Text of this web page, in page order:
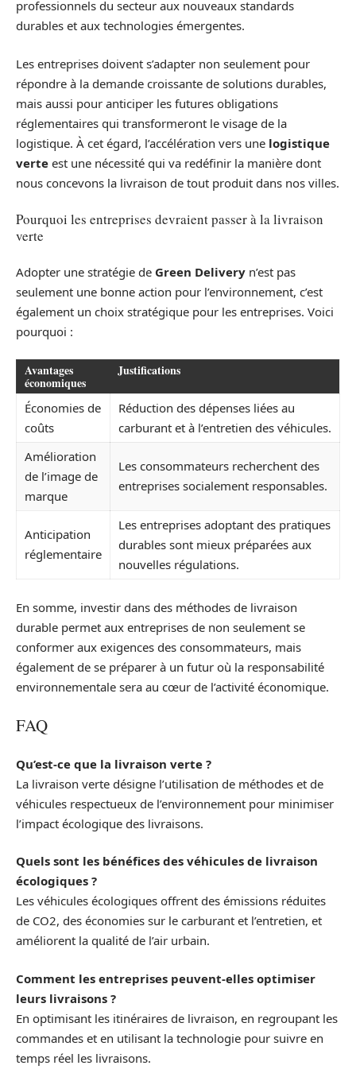
professionnels du secteur aux nouveaux standards
durables et aux technologies émergentes.
Les entreprises doivent s’adapter non seulement pour
répondre à la demande croissante de solutions durables,
mais aussi pour anticiper les futures obligations
réglementaires qui transformeront le visage de la
logistique. À cet égard, l’accélération vers une logistique
verte est une nécessité qui va redéfinir la manière dont
nous concevons la livraison de tout produit dans nos villes.
Pourquoi les entreprises devraient passer à la livraison
verte
Adopter une stratégie de Green Delivery n’est pas
seulement une bonne action pour l’environnement, c’est
également un choix stratégique pour les entreprises. Voici
pourquoi :
Avantages
économiques
Justifications
Économies de
coûts
Réduction des dépenses liées au
carburant et à l’entretien des véhicules.
Amélioration
de l’image de
marque
Les consommateurs recherchent des
entreprises socialement responsables.
Anticipation
réglementaire
Les entreprises adoptant des pratiques
durables sont mieux préparées aux
nouvelles régulations.
En somme, investir dans des méthodes de livraison
durable permet aux entreprises de non seulement se
conformer aux exigences des consommateurs, mais
également de se préparer à un futur où la responsabilité
environnementale sera au cœur de l’activité économique.
FAQ
Qu’est-ce que la livraison verte ?
La livraison verte désigne l’utilisation de méthodes et de
véhicules respectueux de l’environnement pour minimiser
l’impact écologique des livraisons.
Quels sont les bénéfices des véhicules de livraison
écologiques ?
Les véhicules écologiques offrent des émissions réduites
de CO2, des économies sur le carburant et l’entretien, et
améliorent la qualité de l’air urbain.
Comment les entreprises peuvent-elles optimiser
leurs livraisons ?
En optimisant les itinéraires de livraison, en regroupant les
commandes et en utilisant la technologie pour suivre en
temps réel les livraisons.